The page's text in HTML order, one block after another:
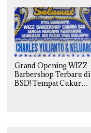
Grand Opening WIZZ
Barbershop Terbaru di
BSD! Tempat Cukur